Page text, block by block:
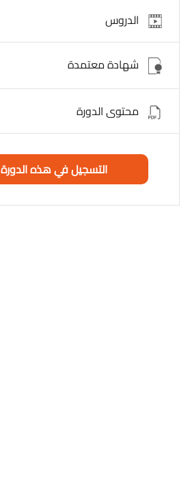
الدروس
شهادة معتمدة
محتوى الدورة
التسجيل في هذه الدورة